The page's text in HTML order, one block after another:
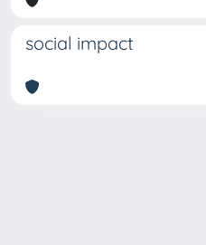
social impact